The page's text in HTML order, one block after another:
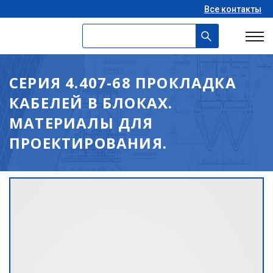
Все контакты
СЕРИЯ 4.407-68 ПРОКЛАДКА
КАБЕЛЕЙ В БЛОКАХ.
МАТЕРИАЛЫ ДЛЯ
ПРОЕКТИРОВАНИЯ.